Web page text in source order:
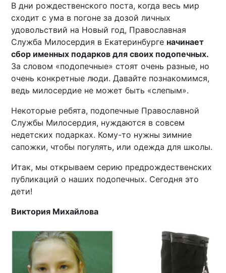
В дни рождественского поста, когда весь мир
сходит с ума в погоне за дозой личных
удовольствий на Новый год, Православная
Служба Милосердия в Екатеринбурге начинает
сбор именных подарков для своих подопечных.
За словом «подопечные» стоят очень разные, но
очень конкретные люди. Давайте познакомимся,
ведь милосердие не может быть «слепым».
Некоторые ребята, подопечные Православной
Службы Милосердия, нуждаются в совсем
недетских подарках. Кому-то нужны зимние
сапожки, чтобы погулять, или одежда для школы.
Итак, мы открываем серию предрождественских
публикаций о наших подопечных. Сегодня это
дети!
Виктория Михайлова